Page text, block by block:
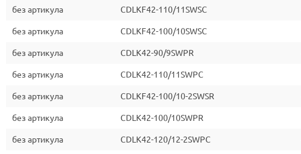
без артикула CDLKF42-110/11SWSC
без артикула CDLKF42-100/10SWSC
без артикула CDLK42-90/9SWPR
без артикула CDLK42-110/11SWPC
без артикула CDLKF42-100/10-2SWSR
без артикула CDLK42-100/10SWPR
без артикула CDLK42-120/12-2SWPC